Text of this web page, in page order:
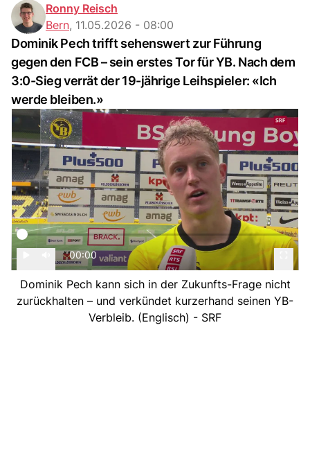
Ronny Reisch
Bern, 11.05.2026 - 08:00
Dominik Pech trifft sehenswert zur Führung
gegen den FCB – sein erstes Tor für YB. Nach dem
3:0-Sieg verrät der 19-jährige Leihspieler: «Ich
werde bleiben.»
00:00
Dominik Pech kann sich in der Zukunfts-Frage nicht
zurückhalten – und verkündet kurzerhand seinen YB-
Verbleib. (Englisch) - SRF